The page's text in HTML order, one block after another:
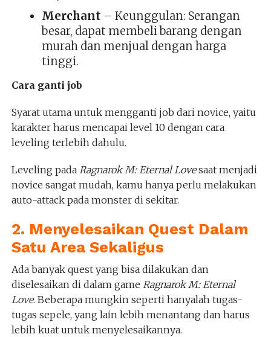
Merchant– Keunggulan: Serangan
besar, dapat membeli barang dengan
murah dan menjual dengan harga
tinggi.
Cara ganti job
Syarat utama untuk mengganti job dari novice, yaitu
karakter harus mencapai level 10 dengan cara
leveling terlebih dahulu.
Leveling pada Ragnarok M: Eternal Lovesaat menjadi
novice sangat mudah, kamu hanya perlu melakukan
auto-attack pada monster di sekitar.
2. Menyelesaikan Quest Dalam
Satu Area Sekaligus
Ada banyak quest yang bisa dilakukan dan
diselesaikan di dalam game Ragnarok M: Eternal
Love. Beberapa mungkin seperti hanyalah tugas-
tugas sepele, yang lain lebih menantang dan harus
lebih kuat untuk menyelesaikannya.